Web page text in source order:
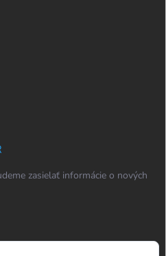
zasielať informácie o nových